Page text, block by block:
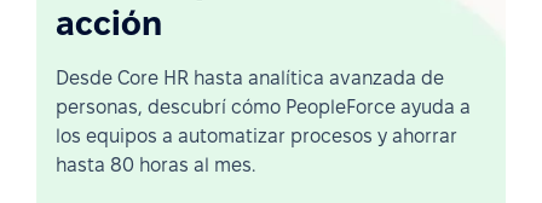
acción
Desde Core HR hasta analítica avanzada de
personas, descubrí cómo PeopleForce ayuda a
los equipos a automatizar procesos y ahorrar
hasta 80 horas al mes.